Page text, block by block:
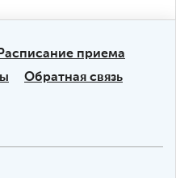
приема
Обратная связь